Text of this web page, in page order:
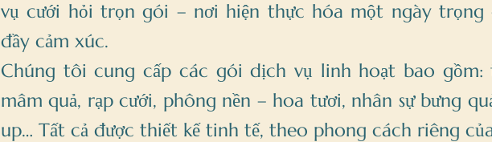
vụ cưới hỏi trọn gói – nơi hiện thực hóa một ngày trọng
đầy cảm xúc.
Chúng tôi cung cấp các gói dịch vụ linh hoạt bao
mâm quả, rạp cưới, phông nền – hoa tươi, nhân sự bưng
up… Tất cả được thiết kế tinh tế, theo phong cách riêng